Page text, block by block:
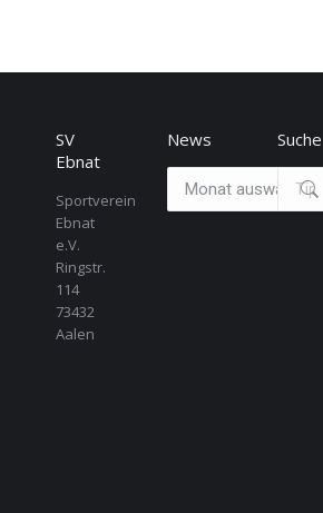
SV
Ebnat
Sportverein
Ebnat
e.V.
Ringstr.
114
73432
Aalen
News Suche
Search: